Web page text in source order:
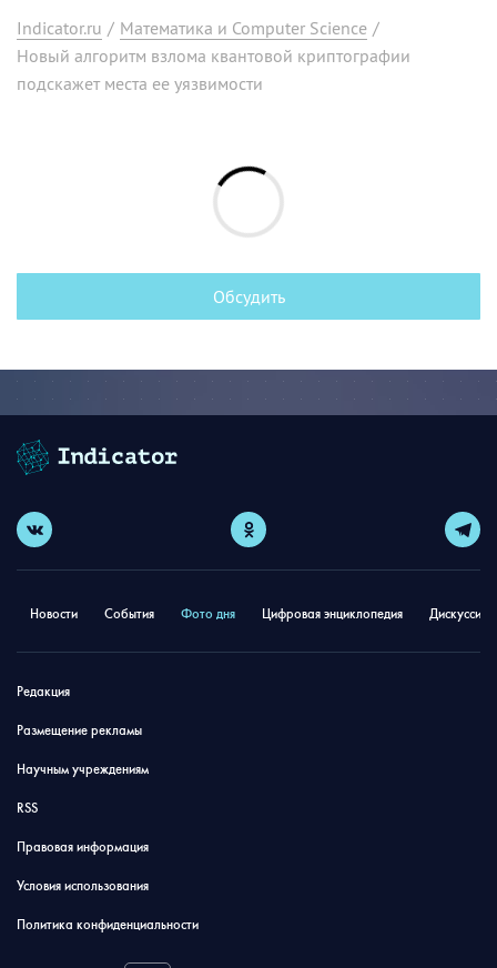
Indicator.ru / Математика и Computer Science /
Новый алгоритм взлома квантовой криптографии
подскажет места ее уязвимости
Обсудить
Новости События Фото дня Цифровая энциклопедия
Редакция
Размещение рекламы
Научным учреждениям
RSS
Правовая информация
Условия использования
Политика конфиденциальности